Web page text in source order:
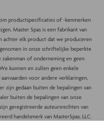
productspecificaties of -kenmerken
Master Spas is een fabrikant van
achter elk product dat we produceren
in onze schriftelijke beperkte
of onderneming en geen
kunnen en zullen geen enkele
voor andere verklaringen,
zijn gedaan buiten de bepalingen van
buiten de bepalingen van onze
geregistreerde auteursrechten van
handelsmerk van MasterSpas, LLC.